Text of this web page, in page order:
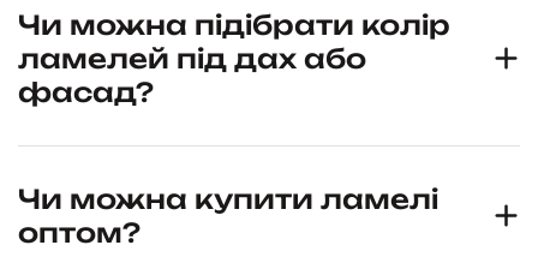
Чи можна підібрати колір
ламелей під дах або
фасад?
Чи можна купити ламелі
оптом?